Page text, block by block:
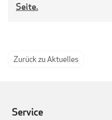
Seite.
Zurück zu Aktuelles
Service